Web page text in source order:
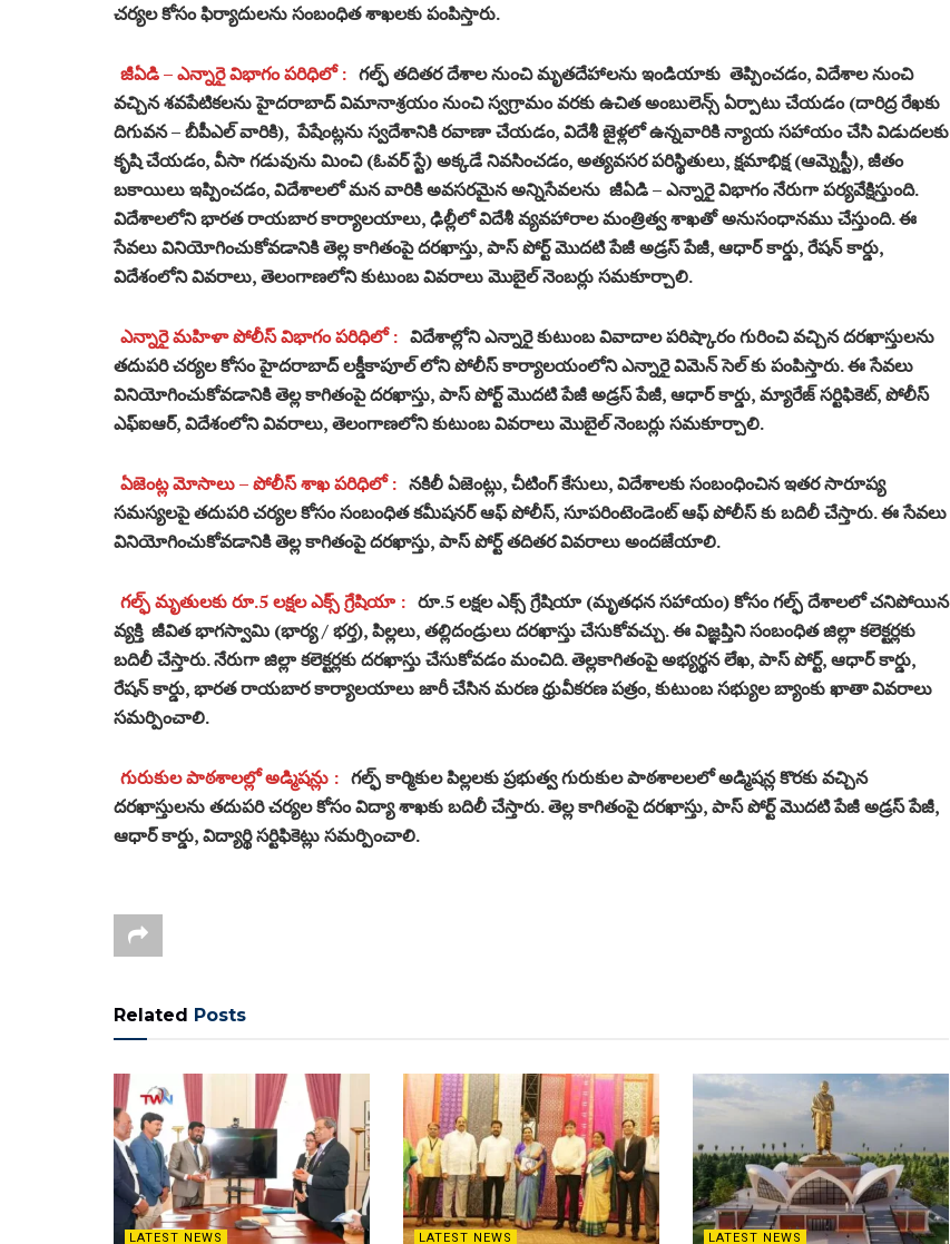
చర్యల కోసం ఫిర్యాదులను సంబంధిత శాఖలకు పంపిస్తారు.
జీఏడి – ఎన్నారై విభాగం పరిధిలో : గల్ఫ్ తదితర దేశాల నుంచి మృతదేహాలను ఇండియాకు తెప్పించడం, విదేశాల నుంచి
వచ్చిన శవపేటికలను హైదరాబాద్ విమానాశ్రయం నుంచి స్వగ్రామం వరకు ఉచిత అంబులెన్స్ ఏర్పాటు చేయడం (దారిద్ర రేఖకు
దిగువన – బీపీఎల్ వారికి), పేషేంట్లను స్వదేశానికి రవాణా చేయడం, విదేశీ జైళ్లలో ఉన్నవారికి న్యాయ సహాయం చేసి విడుదలకు
కృషి చేయడం, వీసా గడువును మించి (ఓవర్ స్టే) అక్కడే నివసించడం, అత్యవసర పరిస్థితులు, క్షమాభిక్ష (ఆమ్నెస్టీ), జీతం
బకాయిలు ఇప్పించడం, విదేశాలలో మన వారికి అవసరమైన అన్నిసేవలను జీఏడి – ఎన్నారై విభాగం నేరుగా పర్యవేక్షిస్తుంది.
విదేశాలలోని భారత రాయబార కార్యాలయాలు, ఢిల్లీలో విదేశీ వ్యవహారాల మంత్రిత్వ శాఖతో అనుసంధానము చేస్తుంది. ఈ
సేవలు వినియోగించుకోవడానికి తెల్ల కాగితంపై దరఖాస్తు, పాస్ పోర్ట్ మొదటి పేజీ అడ్రస్ పేజీ, ఆధార్ కార్డు, రేషన్ కార్డు,
విదేశంలోని వివరాలు, తెలంగాణలోని కుటుంబ వివరాలు మొబైల్ నెంబర్లు సమకూర్చాలి.
ఎన్నారై మహిళా పోలీస్ విభాగం పరిధిలో : విదేశాల్లోని ఎన్నారై కుటుంబ వివాదాల పరిష్కారం గురించి వచ్చిన దరఖాస్తులను
తదుపరి చర్యల కోసం హైదరాబాద్ లక్డీకాపూల్ లోని పోలీస్ కార్యాలయంలోని ఎన్నారై విమెన్ సెల్ కు పంపిస్తారు. ఈ సేవలు
వినియోగించుకోవడానికి తెల్ల కాగితంపై దరఖాస్తు, పాస్ పోర్ట్ మొదటి పేజీ అడ్రస్ పేజీ, ఆధార్ కార్డు, మ్యారేజ్ సర్టిఫికెట్, పోలీస్
ఎఫ్ఐఆర్, విదేశంలోని వివరాలు, తెలంగాణలోని కుటుంబ వివరాలు మొబైల్ నెంబర్లు సమకూర్చాలి.
ఏజెంట్ల మోసాలు – పోలీస్ శాఖ పరిధిలో : నకిలీ ఏజెంట్లు, చీటింగ్ కేసులు, విదేశాలకు సంబంధించిన ఇతర సారూప్య
సమస్యలపై తదుపరి చర్యల కోసం సంబంధిత కమీషనర్ ఆఫ్ పోలీస్, సూపరింటెండెంట్ ఆఫ్ పోలీస్‌ కు బదిలీ చేస్తారు. ఈ సేవలు
వినియోగించుకోవడానికి తెల్ల కాగితంపై దరఖాస్తు, పాస్ పోర్ట్ తదితర వివరాలు అందజేయాలి.
గల్ఫ్ మృతులకు రూ.5 లక్షల ఎక్స్ గ్రేషియా : రూ.5 లక్షల ఎక్స్ గ్రేషియా (మృతధన సహాయం) కోసం గల్ఫ్ దేశాలలో చనిపోయిన
వ్యక్తి జీవిత భాగస్వామి (భార్య / భర్త), పిల్లలు, తల్లిదండ్రులు దరఖాస్తు చేసుకోవచ్చు. ఈ విజ్ఞప్తిని సంబంధిత జిల్లా కలెక్టర్లకు
బదిలీ చేస్తారు. నేరుగా జిల్లా కలెక్టర్లకు దరఖాస్తు చేసుకోవడం మంచిది. తెల్లకాగితంపై అభ్యర్థన లేఖ, పాస్ పోర్ట్, ఆధార్ కార్డు,
రేషన్ కార్డు, భారత రాయబార కార్యాలయాలు జారీ చేసిన మరణ ధ్రువీకరణ పత్రం, కుటుంబ సభ్యుల బ్యాంకు ఖాతా వివరాలు
సమర్పించాలి.
గురుకుల పాఠశాలల్లో అడ్మిషన్లు : గల్ఫ్ కార్మికుల పిల్లలకు ప్రభుత్వ గురుకుల పాఠశాలలలో అడ్మిషన్ల కొరకు వచ్చిన
దరఖాస్తులను తదుపరి చర్యల కోసం విద్యా శాఖకు బదిలీ చేస్తారు. తెల్ల కాగితంపై దరఖాస్తు, పాస్ పోర్ట్ మొదటి పేజీ అడ్రస్ పేజీ,
ఆధార్ కార్డు, విద్యార్థి సర్టిఫికెట్లు సమర్పించాలి.
Related Posts
LATEST NEWS LATEST NEWS LATEST NEWS